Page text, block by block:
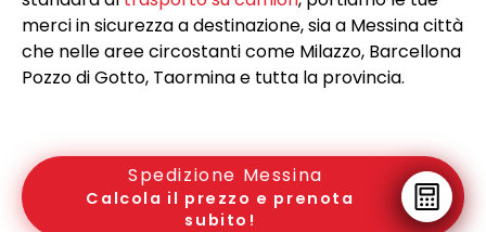
merci in sicurezza a destinazione, sia a Messina città
che nelle aree circostanti come Milazzo, Barcellona
Pozzo di Gotto, Taormina e tutta la provincia.
Spedizione Messina
Calcola il prezzo e prenota
subito!